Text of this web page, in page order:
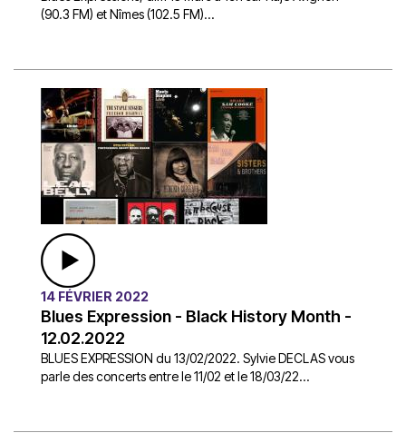
(90.3 FM) et Nîmes (102.5 FM)...
14 FÉVRIER 2022
Blues Expression - Black History Month -
12.02.2022
BLUES EXPRESSION du 13/02/2022. Sylvie DECLAS vous
parle des concerts entre le 11/02 et le 18/03/22...